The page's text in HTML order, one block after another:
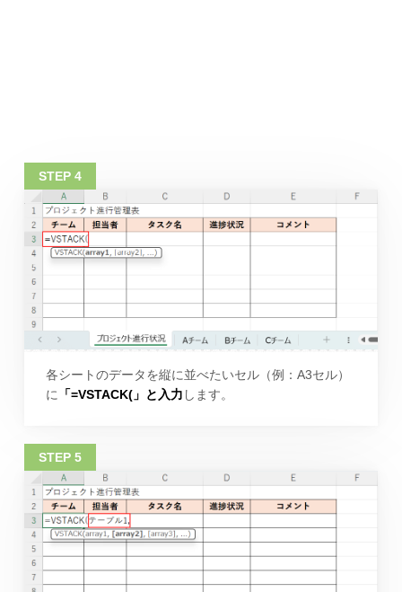
各シートのデータを縦に並べたいセル（例：A3セル）
に 「=VSTACK(」と入力 します。